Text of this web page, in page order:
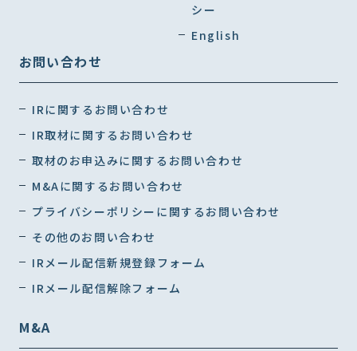
シー
English
お問い合わせ
IRに関するお問い合わせ
IR取材に関するお問い合わせ
取材のお申込みに関するお問い合わせ
M&Aに関するお問い合わせ
プライバシーポリシーに関するお問い合わせ
その他のお問い合わせ
IRメール配信新規登録フォーム
IRメール配信解除フォーム
M&A